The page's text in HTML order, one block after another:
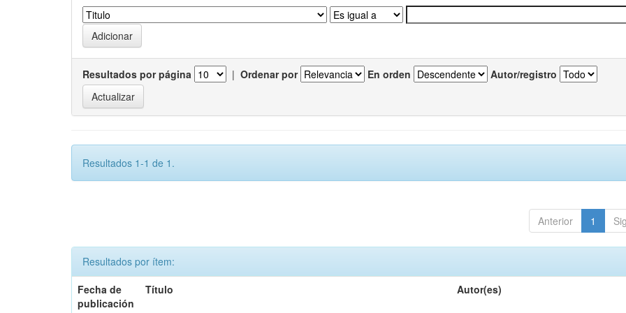
Resultados por página | Ordenar por En orden Autor/registro
Resultados 1-1 de 1.
Anterior 1
Resultados por ítem:
Fecha de
publicación
Título Autor(es)